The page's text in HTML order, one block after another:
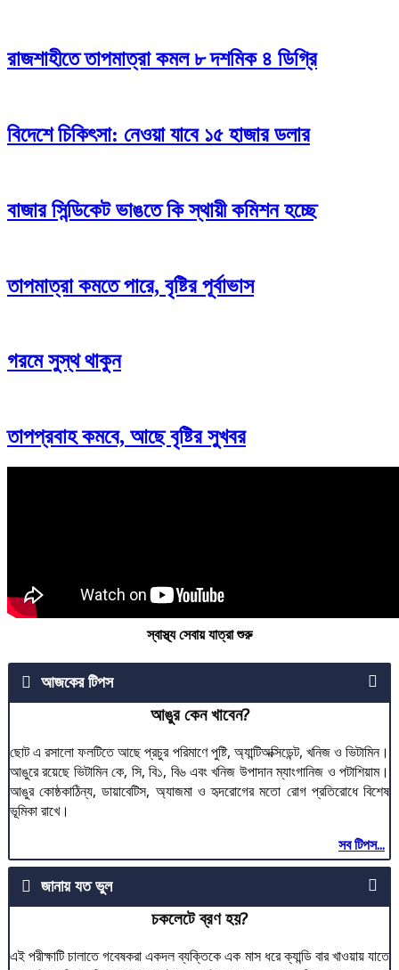
রাজশাহীতে তাপমাত্রা কমল ৮ দশমিক ৪ ডিগ্রি
বিদেশে চিকিৎসা: নেওয়া যাবে ১৫ হাজার ডলার
বাজার সিন্ডিকেট ভাঙতে কি স্থায়ী কমিশন হচ্ছে
তাপমাত্রা কমতে পারে, বৃষ্টির পূর্বাভাস
গরমে সুস্থ থাকুন
তাপপ্রবাহ কমবে, আছে বৃষ্টির সুখবর
স্বাস্থ্য সেবায় যাত্রা শুরু
আজকের টিপস
আঙুর কেন খাবেন?
ছোট এ রসালো ফলটিতে আছে প্রচুর পরিমাণে পুষ্টি, অ্যান্টিঅক্সিডেন্ট, খনিজ ও ভিটামিন।
আঙুরে রয়েছে ভিটামিন কে, সি, বি১, বি৬ এবং খনিজ উপাদান ম্যাংগানিজ ও পটাশিয়াম।
আঙুর কোষ্ঠকাঠিন্য, ডায়াবেটিস, অ্যাজমা ও হৃদরোগের মতো রোগ প্রতিরোধে বিশেষ
ভূমিকা রাখে।
সব টিপস...
জানায় যত ভুল
চকলেটে ব্রণ হয়?
এই পরীক্ষাটি চালাতে গবেষকরা একদল ব্যক্তিকে এক মাস ধরে ক্যান্ডি বার খাওয়ায় যাতে